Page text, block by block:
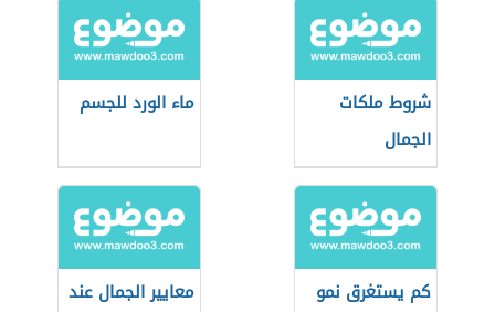
شروط ملكات
الجمال
ماء الورد للجسم
كم يستغرق نمو
معايير الجمال عند